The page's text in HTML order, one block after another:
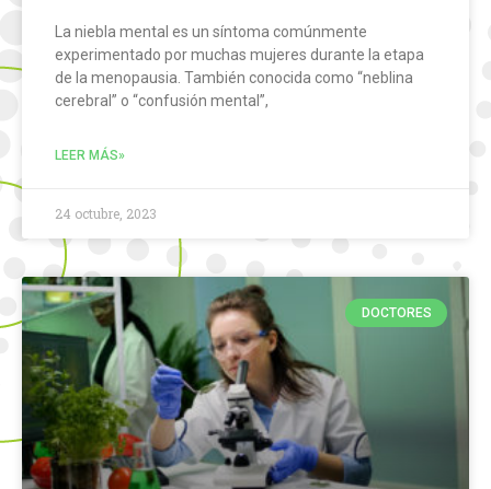
La niebla mental es un síntoma comúnmente
experimentado por muchas mujeres durante la etapa
de la menopausia. También conocida como “neblina
cerebral” o “confusión mental”,
LEER MÁS»
24 octubre, 2023
DOCTORES